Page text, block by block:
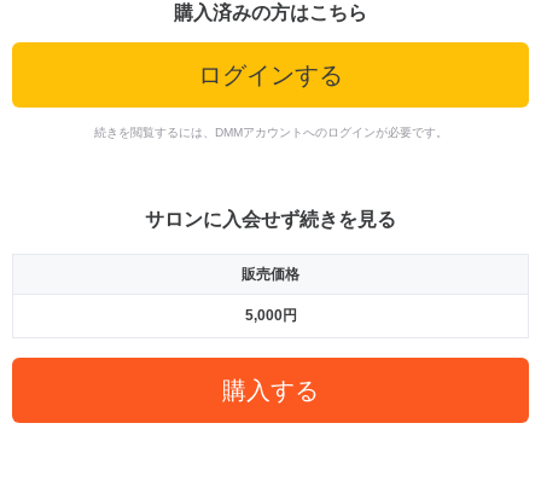
購入済みの方はこちら
ログインする
続きを閲覧するには、DMMアカウントへのログインが必要です。
サロンに入会せず続きを見る
販売価格
5,000円
購入する